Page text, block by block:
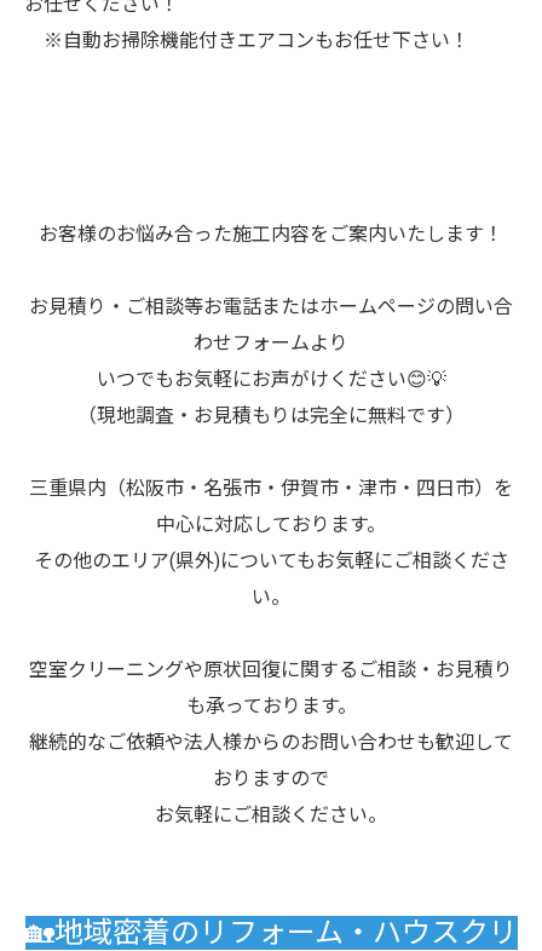
※自動お掃除機能付きエアコンもお任せ下さい！
お客様のお悩み合った施工内容をご案内いたします！
お見積り・ご相談等お電話またはホームページの問い合
わせフォームより
いつでもお気軽にお声がけください😊💡
（現地調査・お見積もりは完全に無料です）
三重県内（松阪市・名張市・伊賀市・津市・四日市）を
中心に対応しております。
その他のエリア(県外)についてもお気軽にご相談くださ
い。
空室クリーニングや原状回復に関するご相談・お見積り
も承っております。
継続的なご依頼や法人様からのお問い合わせも歓迎して
おりますので
お気軽にご相談ください。
🏡地域密着のリフォーム・ハウスクリ